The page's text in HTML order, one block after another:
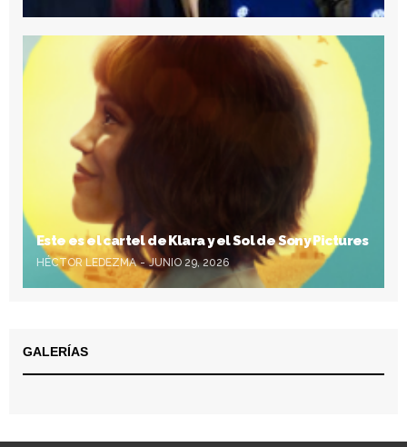
Este es el cartel de Klara y el Sol de Sony Pictures
HÉCTOR LEDEZMA JUNIO 29, 2026
GALERÍAS